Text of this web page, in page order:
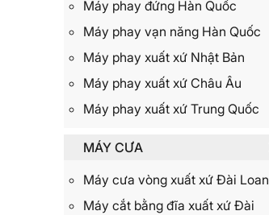
Máy phay đứng Hàn Quốc
Máy phay vạn năng Hàn Quốc
Máy phay xuất xứ Nhật Bản
Máy phay xuất xứ Châu Âu
Máy phay xuất xứ Trung Quốc
MÁY CƯA
Máy cưa vòng xuất xứ Đài Loan
Máy cắt bằng đĩa xuất xứ Đài